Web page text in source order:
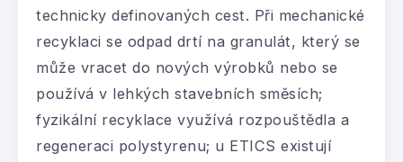
technicky definovaných cest. Při mechanické
recyklaci se odpad drtí na granulát, který se
může vracet do nových výrobků nebo se
používá v lehkých stavebních směsích;
fyzikální recyklace využívá rozpouštědla a
regeneraci polystyrenu; u ETICS existují